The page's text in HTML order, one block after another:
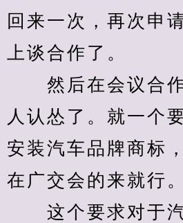
回来一次，再次申
上谈合作了。
然后在会议合作
人认怂了。就一个
安装汽车品牌商标
在广交会的来就行。
这个要求对于汽